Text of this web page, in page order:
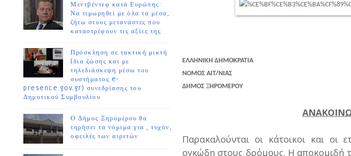
Μεντβέντεφ κατά Ευρώπης:
Να τιμωρηθεί με όλα τα μέσα,
ζήτω στους μετανάστες που
καταστρέφουν τις αξίες της
Πρόσκληση σε τακτική μικτή
(δια ζώσης και με
τηλεδιάσκεψη μέσω του
συστήματος e-
presence.gov.gr) συνεδρίασης του
Δημοτικού Συμβουλίου
Ο Δήμος Ξηρομέρου θα
τηρήσει τα νόμιμα για , τυχόν,
οφειλές των αιρετών
ΕΛΛΗΝΙΚΗ ΔΗΜΟΚΡΑΤΙΑ
ΝΟΜΟΣ ΑΙΤ/ΝΙΑΣ
ΔΗΜΟΣ ΞΗΡΟΜΕΡΟΥ
Παρακαλούνται οι κάτοικοι και οι
ογκώδη στους δρόμους. Η αποκομιδή